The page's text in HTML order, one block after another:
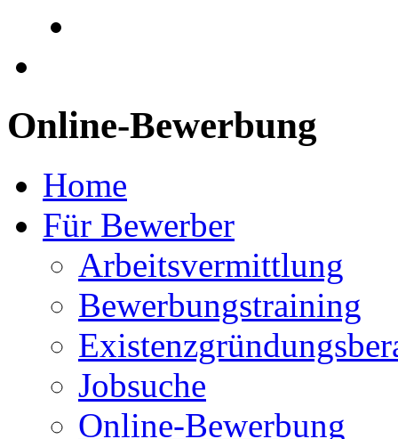
Online-Bewerbung
Home
Für Bewerber
Arbeitsvermittlung
Bewerbungstraining
Jobsuche
Online-Bewerbung